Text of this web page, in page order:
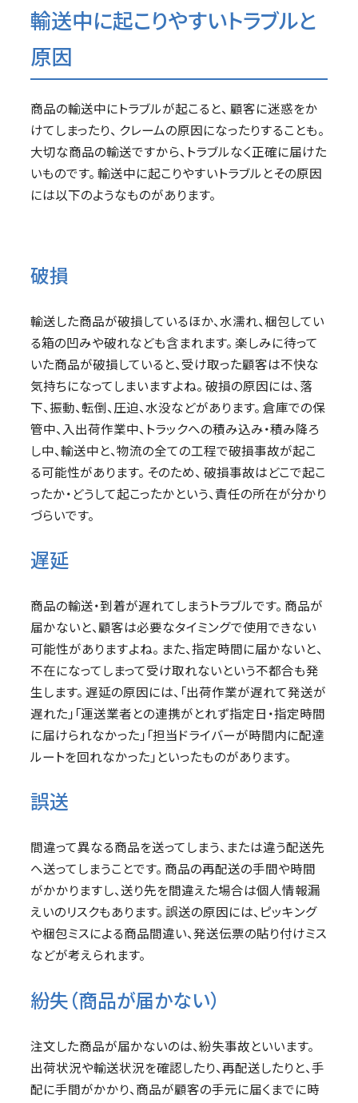
輸送中に起こりやすいトラブルと
原因
商品の輸送中にトラブルが起こると、 顧客に迷惑をか
けてしまったり、 クレームの原因になったりすることも。
大切な商品の輸送ですから、トラブルなく正確に届けた
いものです。 輸送中に起こりやすいトラブルとその原因
には以下のようなものがあります。
破損
輸送した商品が破損しているほか、水濡れ、梱包してい
る箱の凹みや破れなども含まれます。 楽しみに待って
いた商品が破損していると、受け取った顧客は不快な
気持ちになってしまいますよね。 破損の原因には、落
下、振動、転倒、圧迫、水没などがあります。 倉庫での保
管中、入出荷作業中、トラックへの積み込み・積み降ろ
し中、輸送中と、物流の全ての工程で破損事故が起こ
る可能性があります。 そのため、 破損事故はどこで起こ
ったか・どうして起こったかという、責任の所在が分かり
づらいです。
遅延
商品の輸送・到着が遅れてしまうトラブルです。 商品が
届かないと、顧客は必要なタイミングで使用できない
可能性がありますよね。 また、指定時間に届かないと、
不在になってしまって受け取れないという不都合も発
生します。 遅延の原因には、「出荷作業が遅れて発送が
遅れた」「運送業者との連携がとれず指定日・指定時間
に届けられなかった」「担当ドライバーが時間内に配達
ルートを回れなかった」といったものがあります。
誤送
間違って異なる商品を送ってしまう、または違う配送先
へ送ってしまうことです。 商品の再配送の手間や時間
がかかりますし、送り先を間違えた場合は個人情報漏
えいのリスクもあります。 誤送の原因には、ピッキング
や梱包ミスによる商品間違い、発送伝票の貼り付けミス
などが考えられます。
紛失（商品が届かない）
注文した商品が届かないのは、紛失事故といいます。
出荷状況や輸送状況を確認したり、再配送したりと、手
配に手間がかかり、商品が顧客の手元に届くまでに時